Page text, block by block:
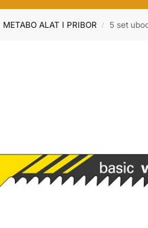
METABO ALAT I PRIBOR / 5 set